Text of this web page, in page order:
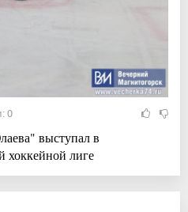
0
выступал в
хоккейной лиге